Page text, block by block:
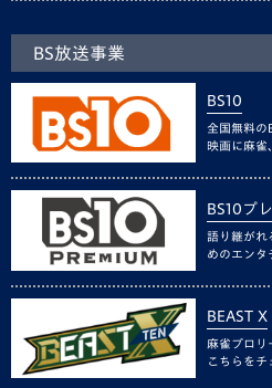
BS放送事業
BS10
全国無料の
映画に麻雀
BS10プ
語り継がれ
めのエンタ
BEAST X
麻雀プロリ
こちらをチ